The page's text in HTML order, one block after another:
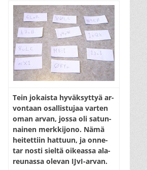
Tein jo­kais­ta hy­väk­syt­tyä ar­
von­taan osal­lis­tu­jaa var­ten
oman ar­van, jos­sa oli sa­tun­
nai­nen merk­ki­jo­no. Nä­mä
hei­tet­tiin hat­tuun, ja on­ne­
tar nos­ti siel­tä oi­ke­as­sa ala­
reu­nas­sa ole­van IJvI-ar­van.